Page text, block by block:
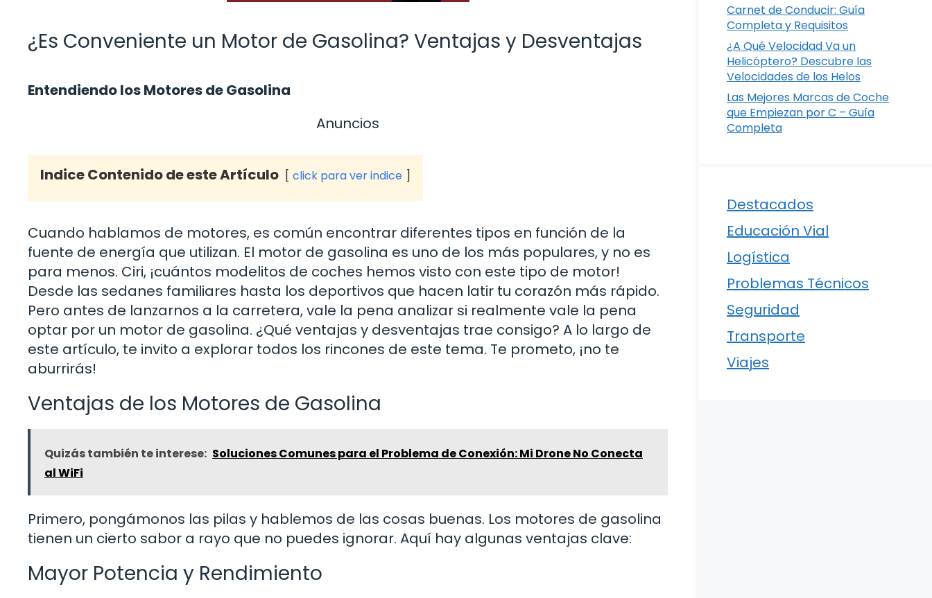
¿Es Conveniente un Motor de Gasolina? Ventajas y Desventajas
Entendiendo los Motores de Gasolina
Anuncios
Indice Contenido de este Artículo click para ver indice
Cuando hablamos de motores, es común encontrar diferentes tipos en función de la
fuente de energía que utilizan. El motor de gasolina es uno de los más populares, y no es
para menos. Ciri, ¡cuántos modelitos de coches hemos visto con este tipo de motor!
Desde las sedanes familiares hasta los deportivos que hacen latir tu corazón más rápido.
Pero antes de lanzarnos a la carretera, vale la pena analizar si realmente vale la pena
optar por un motor de gasolina. ¿Qué ventajas y desventajas trae consigo? A lo largo de
este artículo, te invito a explorar todos los rincones de este tema. Te prometo, ¡no te
aburrirás!
Ventajas de los Motores de Gasolina
Quizás también te interese: Soluciones Comunes para el Problema de Conexión: Mi Drone No Conecta
al WiFi
Primero, pongámonos las pilas y hablemos de las cosas buenas. Los motores de gasolina
tienen un cierto sabor a rayo que no puedes ignorar. Aquí hay algunas ventajas clave:
Mayor Potencia y Rendimiento
Carnet de Conducir: Guía
Completa y Requisitos
¿A Qué Velocidad Va un
Helicóptero? Descubre las
Velocidades de los Helos
Las Mejores Marcas de Coche
que Empiezan por C – Guía
Completa
Destacados
Educación Vial
Logística
Problemas Técnicos
Seguridad
Transporte
Viajes